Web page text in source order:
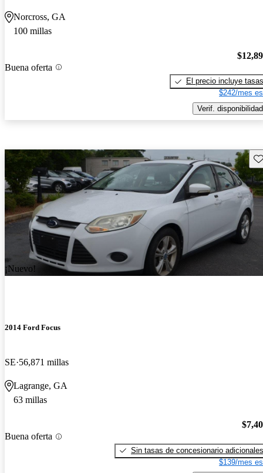
Norcross, GA
100 millas
Buena oferta
El precio incluye tasas
$242/mes
Verif. disponibilidad
¡Nuevo!
2014 Ford Focus
SE 56,871 millas
Lagrange, GA
63 millas
Buena oferta
Sin tasas de concesionario adicionales
$139/mes